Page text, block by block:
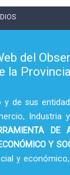
del
la
y de sus
Y
y